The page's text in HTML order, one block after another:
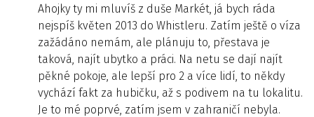
Ahojky ty mi mluvíš z duše Markét, já bych ráda
nejspíš květen 2013 do Whistleru. Zatím ještě o víza
zažádáno nemám, ale plánuju to, přestava je
taková, najít ubytko a práci. Na netu se dají najít
pěkné pokoje, ale lepší pro 2 a více lidí, to někdy
vychází fakt za hubičku, až s podivem na tu lokalitu.
Je to mé poprvé, zatím jsem v zahraničí nebyla.